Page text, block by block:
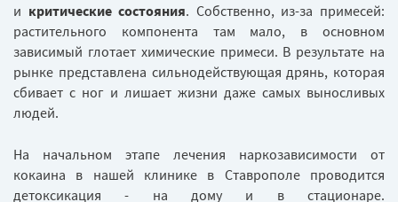
и критические состояния. Собственно, из-за примесей:
растительного компонента там мало, в основном
зависимый глотает химические примеси. В результате на
рынке представлена сильнодействующая дрянь, которая
сбивает с ног и лишает жизни даже самых выносливых
людей.
На начальном этапе лечения наркозависимости от
кокаина в нашей клинике в Ставрополе проводится
детоксикация - на дому и в стационаре.